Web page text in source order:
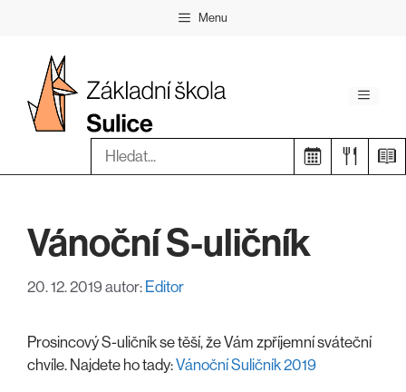
Menu
Menu
Hledat:
Vánoční S-uličník
20. 12. 2019autor: Editor
Prosincový S-uličník se těší, že Vám zpříjemní sváteční
chvíle. Najdete ho tady:Vánoční Suličník 2019